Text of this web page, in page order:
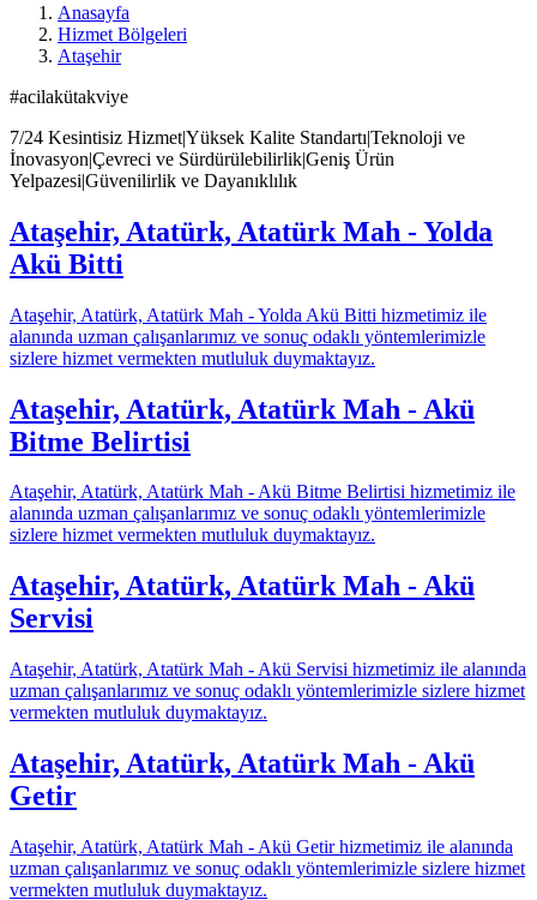
Anasayfa
Hizmet Bölgeleri
Ataşehir
#acilakütakviye
7/24 Kesintisiz Hizmet|Yüksek Kalite Standartı|Teknoloji ve
İnovasyon|Çevreci ve Sürdürülebilirlik|Geniş Ürün
Yelpazesi|Güvenilirlik ve Dayanıklılık
Ataşehir, Atatürk, Atatürk Mah - Yolda
Akü Bitti
Ataşehir, Atatürk, Atatürk Mah - Yolda Akü Bitti hizmetimiz ile
alanında uzman çalışanlarımız ve sonuç odaklı yöntemlerimizle
sizlere hizmet vermekten mutluluk duymaktayız.
Ataşehir, Atatürk, Atatürk Mah - Akü
Bitme Belirtisi
Ataşehir, Atatürk, Atatürk Mah - Akü Bitme Belirtisi hizmetimiz ile
alanında uzman çalışanlarımız ve sonuç odaklı yöntemlerimizle
sizlere hizmet vermekten mutluluk duymaktayız.
Ataşehir, Atatürk, Atatürk Mah - Akü
Servisi
Ataşehir, Atatürk, Atatürk Mah - Akü Servisi hizmetimiz ile alanında
uzman çalışanlarımız ve sonuç odaklı yöntemlerimizle sizlere hizmet
vermekten mutluluk duymaktayız.
Ataşehir, Atatürk, Atatürk Mah - Akü
Getir
Ataşehir, Atatürk, Atatürk Mah - Akü Getir hizmetimiz ile alanında
uzman çalışanlarımız ve sonuç odaklı yöntemlerimizle sizlere hizmet
vermekten mutluluk duymaktayız.